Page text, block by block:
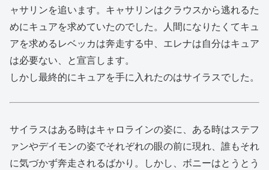
ャサリンを追います。キャサリンはクラウスから逃れるた
めにキュアを求めていたのでした。人間になりたくてキュ
アを求めるレベッカは奔走する中、エレナは自分はキュア
は必要ない、と宣言します。
しかし最終的にキュアを手に入れたのはサイラスでした。
サイラスはある時はキャロラインの姿に、ある時はステフ
ァンやデイモンの姿でそれぞれの眼の前に現れ、誰もそれ
に気づかず奔走されるばかり。しかし、ボニーはとうとう